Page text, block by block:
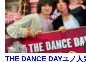
THE DANCE DAYユノ人